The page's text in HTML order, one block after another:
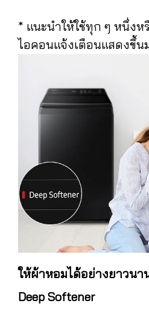
* แนะนำให้ใช้ทุก ๆ หนึ่งห
ไอคอนแจ้งเตือนแสดงขึ้น
ให้ผ้าหอมได้อย่างยาวนา
Deep Softener